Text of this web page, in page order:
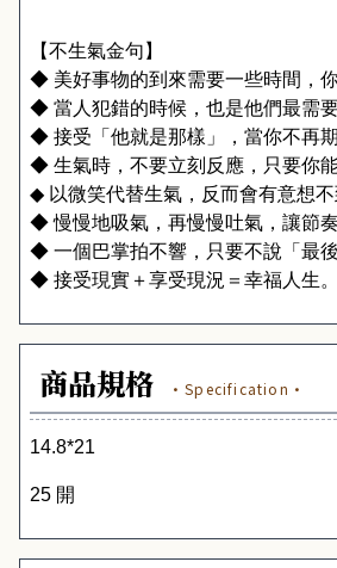
【不生氣金句】
◆ 美好事物的到來需要一些時間，你
◆ 當人犯錯的時候，也是他們最需要
◆ 接受「他就是那樣」，當你不再
◆ 生氣時，不要立刻反應，只要你
◆ 以微笑代替生氣，反而會有意想不
◆ 慢慢地吸氣，再慢慢吐氣，讓節
◆ 一個巴掌拍不響，只要不說「最
◆ 接受現實＋享受現況＝幸福人生。
商品規格 ·Specification·
14.8*21
25 開